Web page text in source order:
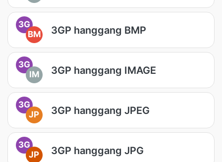
3G
BM
3GP hanggang BMP
3G
IM
3GP hanggang IMAGE
3G
JP
3GP hanggang JPEG
3G
JP
3GP hanggang JPG